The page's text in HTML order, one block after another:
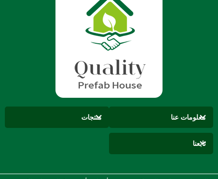
معلومات عنا منتجات
تابعنا